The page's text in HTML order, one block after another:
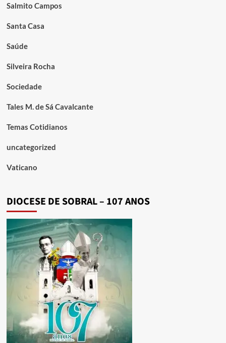
Salmito Campos
Santa Casa
Saúde
Silveira Rocha
Sociedade
Tales M. de Sá Cavalcante
Temas Cotidianos
uncategorized
Vaticano
DIOCESE DE SOBRAL – 107 ANOS